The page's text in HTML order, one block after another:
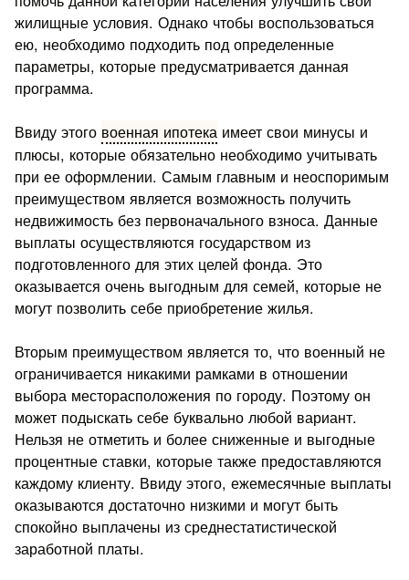
жилищные условия. Однако чтобы воспользоваться
ею, необходимо подходить под определенные
параметры, которые предусматривается данная
программа.
Ввиду этого военная ипотека имеет свои минусы и
плюсы, которые обязательно необходимо учитывать
при ее оформлении. Самым главным и неоспоримым
преимуществом является возможность получить
недвижимость без первоначального взноса. Данные
выплаты осуществляются государством из
подготовленного для этих целей фонда. Это
оказывается очень выгодным для семей, которые не
могут позволить себе приобретение жилья.
Вторым преимуществом является то, что военный не
ограничивается никакими рамками в отношении
выбора месторасположения по городу. Поэтому он
может подыскать себе буквально любой вариант.
Нельзя не отметить и более сниженные и выгодные
процентные ставки, которые также предоставляются
каждому клиенту. Ввиду этого, ежемесячные выплаты
оказываются достаточно низкими и могут быть
спокойно выплачены из среднестатистической
заработной платы.